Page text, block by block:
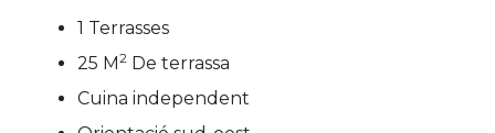
1 Terrasses
25 M2 De terrassa
Cuina independent